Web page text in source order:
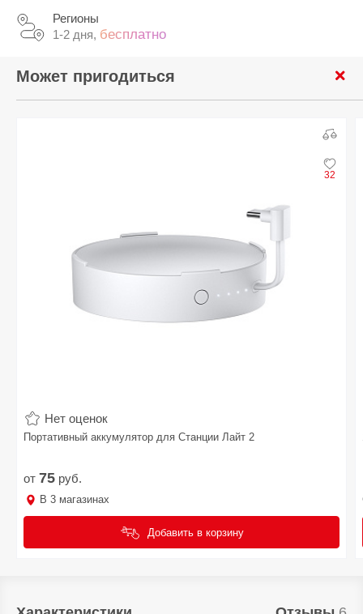
Регионы
1-2 дня, бесплатно
Может пригодиться
32
Нет оценок
Портативный аккумулятор для Станции Лайт 2
от 75 руб.
В 3 магазинах
Добавить в корзину